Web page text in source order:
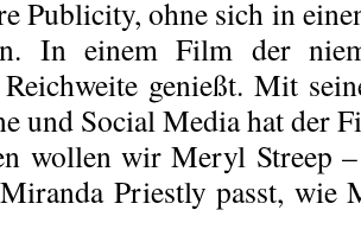
Publicity, ohne sich in
In einem Film der
genießt. Mit
und Social Media hat der
wollen wir Meryl Streep
Priestly passt, wie